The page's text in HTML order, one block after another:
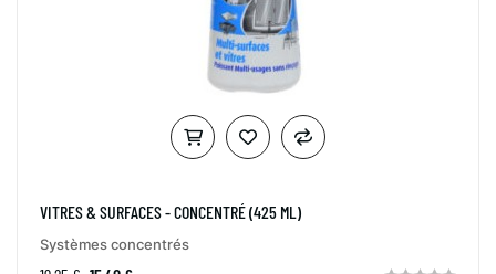
VITRES & SURFACES - CONCENTRÉ (425 ML)
Systèmes concentrés